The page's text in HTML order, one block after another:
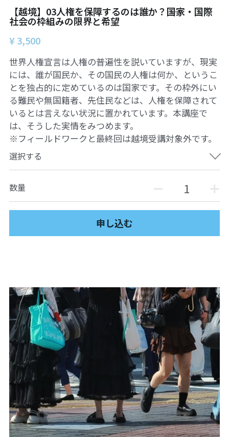
【越境】03人権を保障するのは誰か？――国家・国際
社会の枠組みの限界と希望
¥ 3,500
世界人権宣言は人権の普遍性を説いていますが、現実
には、誰が国民か、その国民の人権は何か、というこ
とを独占的に定めているのは国家です。その枠外にい
る難民や無国籍者、先住民などは、人権を保障されて
いるとは言えない状況に置かれています。本講座で
は、そうした実情をみつめます。
※フィールドワークと最終回は越境受講対象外です。
選択する
数量
申し込む
09世界ニュース
08ルイースの英会話
07英文精読
06それぞれのアイヌ語を受け継ぐ
05コモンズとしての食
04ガンジー読書会
02平和のための「紛争」論
畑で実践2024
アート
畑で実践2023
英文精読